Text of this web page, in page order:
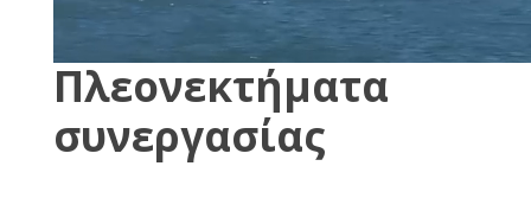
Πλεονεκτήματα
συνεργασίας